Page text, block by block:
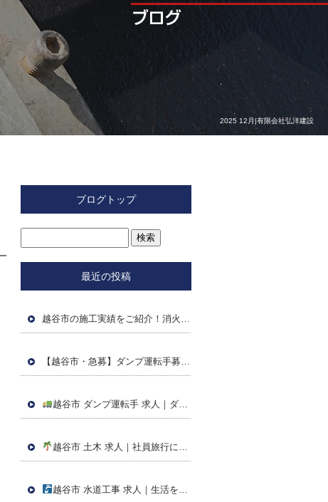
2025 12月|有限会社弘洋建設
ブログトップ
最近の投稿
越谷市の施工実績をご紹介！消火栓設置・給水取出工事後の舗装本復旧工事を行いました！
【越谷市・急募】ダンプ運転手募集！現場補助にも携わる仕事です
越谷市 ダンプ運転手 求人｜ダンプ運転・現場補助スタッフ募集！未経験の方も歓迎します
越谷市 土木 求人｜社員旅行に行ってきました！チームワークを大切にする弘洋建設です
越谷市 水道工事 求人｜生活を支える仕事だからこそ将来も必要とされ続けます